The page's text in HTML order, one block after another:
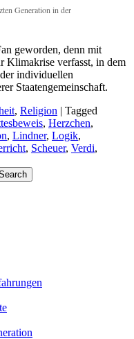
Generation in der
geworden, denn mit
Klimakrise verfasst, in dem
individuellen
Staatengemeinschaft.
, Religion | Tagged
, Herzchen,
, Lindner, Logik,
, Scheuer, Verdi,